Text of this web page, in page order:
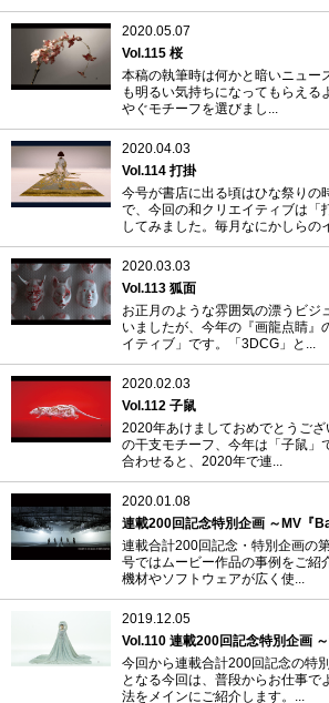
2020.05.07
Vol.115 桜
本稿の執筆時は何かと暗いニュー
も明るい気持ちになってもらえる
やぐモチーフを選びまし...
2020.04.03
Vol.114 打掛
今号が書店に出る頃はひな祭りの
で、今回の和クリエイティブは「
してみました。毎月なにかしらのイ
2020.03.03
Vol.113 狐面
お正月のような雰囲気の漂うビジ
いましたが、今年の『画龍点睛』
イティブ」です。「3DCG」と...
2020.02.03
Vol.112 子鼠
2020年あけましておめでとうご
の干支モチーフ、今年は「子鼠」
合わせると、2020年で連...
2020.01.08
連載200回記念特別企画 ～MV『
連載合計200回記念・特別企画の
号ではムービー作品の事例をご紹
機材やソフトウェアが広く使...
2019.12.05
Vol.110 連載200回記念特別企画
今回から連載合計200回記念の特
となる今回は、普段からお仕事で
法をメインにご紹介します。...